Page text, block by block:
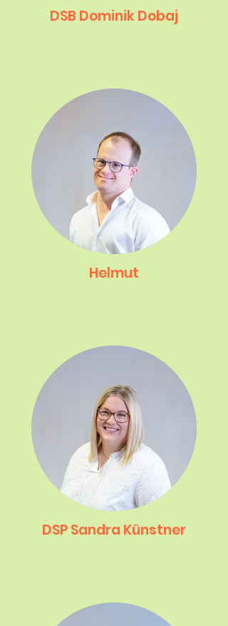
DSB Dominik Dobaj
Helmut
DSP Sandra Künstner